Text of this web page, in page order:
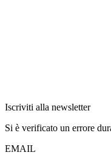
Iscriviti alla newsletter
Si è verificato un errore
EMAIL